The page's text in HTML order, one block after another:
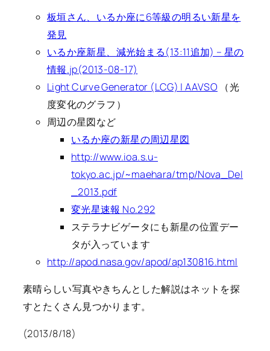
板垣さん、いるか座に6等級の明るい新星を
発見
いるか座新星、減光始まる(13:11追加) – 星の
情報.jp(2013-08-17)
Light Curve Generator (LCG) | AAVSO （光
度変化のグラフ）
周辺の星図など
いるか座の新星の周辺星図
http://www.ioa.s.u-
tokyo.ac.jp/~maehara/tmp/Nova_Del
_2013.pdf
変光星速報 No.292
ステラナビゲータにも新星の位置デー
タが入っています
http://apod.nasa.gov/apod/ap130816.html
素晴らしい写真やきちんとした解説はネットを探
すとたくさん見つかります。
(2013/8/18)